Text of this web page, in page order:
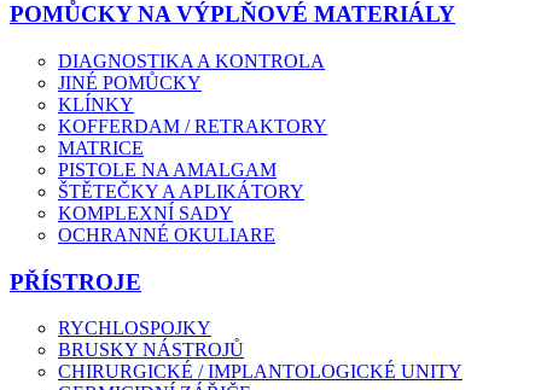
POMŮCKY NA VÝPLŇOVÉ MATERIÁLY
DIAGNOSTIKA A KONTROLA
JINÉ POMŮCKY
KLÍNKY
KOFFERDAM / RETRAKTORY
MATRICE
PISTOLE NA AMALGAM
ŠTĚTEČKY A APLIKÁTORY
KOMPLEXNÍ SADY
OCHRANNÉ OKULIARE
PŘÍSTROJE
RYCHLOSPOJKY
BRUSKY NÁSTROJŮ
CHIRURGICKÉ / IMPLANTOLOGICKÉ UNITY